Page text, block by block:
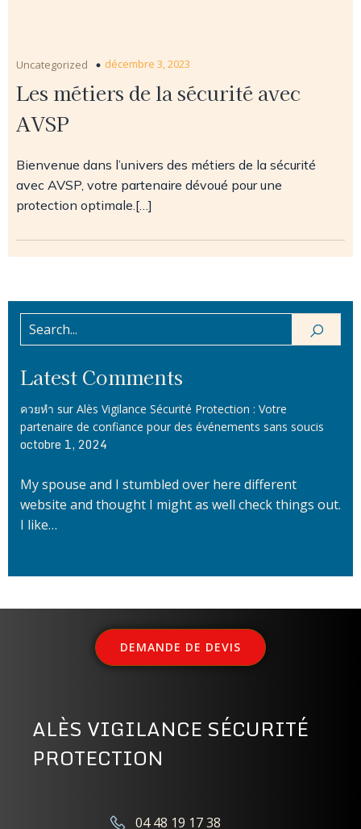
Uncategorized décembre 3, 2023
Les métiers de la sécurité avec
AVSP
Bienvenue dans l’univers des métiers de la sécurité
avec AVSP, votre partenaire dévoué pour une
protection optimale.[…]
Latest Comments
ควยหำ sur Alès Vigilance Sécurité Protection : Votre
partenaire de confiance pour des événements sans soucis
octobre 1, 2024
My spouse and I stumbled over here different
website and thought I might as well check things out.
I like…
DEMANDE DE DEVIS
ALÈS VIGILANCE SÉCURITÉ
PROTECTION
04 48 19 17 38